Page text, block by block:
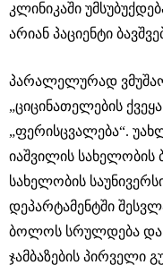
კლინიკაში
არიან პაციენტი
პარალელურად
„ციცინათელების
„ფერისცვალება“.
იაშვილის სახელობის
სახელობის
დეპარტამენტში
ბოლოს სრულდება და
ჯამბაზების პირველი